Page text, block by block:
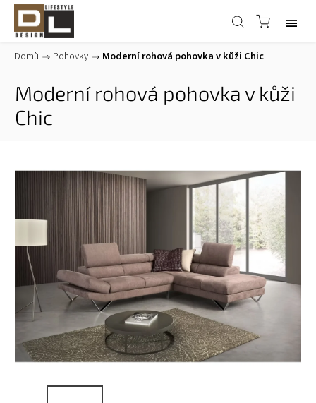
Domů / Pohovky / Moderní rohová pohovka v kůži Chic
Moderní rohová pohovka v kůži
Chic